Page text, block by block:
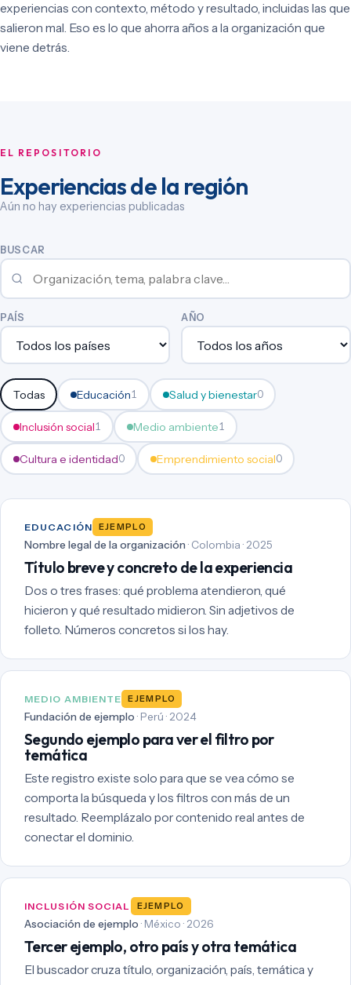
experiencias con contexto, método y resultado, incluidas las que
salieron mal. Eso es lo que ahorra años a la organización que
viene detrás.
EL REPOSITORIO
Experiencias de la región
Aún no hay experiencias publicadas
BUSCAR
PAÍS AÑO
Todas Educación1 Salud y bienestar0
Inclusión social1 Medio ambiente1
Cultura e identidad0 Emprendimiento social0
EDUCACIÓN EJEMPLO
Nombre legal de la organización · Colombia · 2025
Título breve y concreto de la experiencia
Dos o tres frases: qué problema atendieron, qué
hicieron y qué resultado midieron. Sin adjetivos de
folleto. Números concretos si los hay.
MEDIO AMBIENTE EJEMPLO
Fundación de ejemplo · Perú · 2024
Segundo ejemplo para ver el filtro por
temática
Este registro existe solo para que se vea cómo se
comporta la búsqueda y los filtros con más de un
resultado. Reemplázalo por contenido real antes de
conectar el dominio.
INCLUSIÓN SOCIAL EJEMPLO
Asociación de ejemplo · México · 2026
Tercer ejemplo, otro país y otra temática
El buscador cruza título, organización, país, temática y